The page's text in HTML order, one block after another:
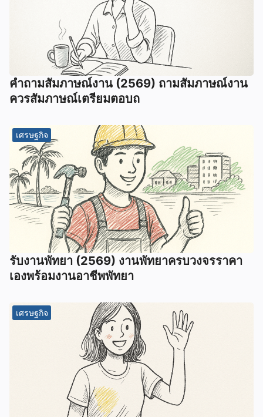
คําถามสัมภาษณ์งาน (2569) ถามสัมภาษณ์งาน
ควรสัมภาษณ์เตรียมตอบถ
เศรษฐกิจ
รับงานพัทยา (2569) ️งานพัทยาครบวงจรราคา
เองพร้อมงานอาชีพพัทยา
เศรษฐกิจ